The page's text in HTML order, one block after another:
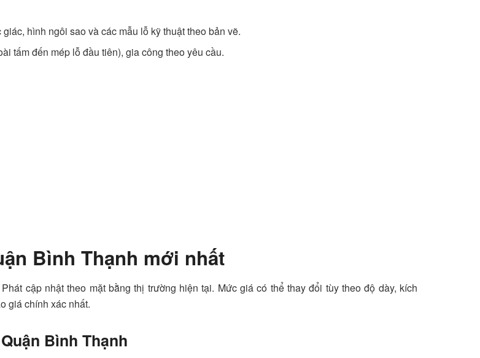
hình ngôi sao và các mẫu lỗ kỹ thuật theo bản vẽ.
tấm đến mép lỗ đầu tiên), gia công theo yêu cầu.
Bình Thạnh mới nhất
cập nhật theo mặt bằng thị trường hiện tại. Mức giá có thể thay đổi tùy theo độ dày, kích
giá chính xác nhất.
Bình Thạnh